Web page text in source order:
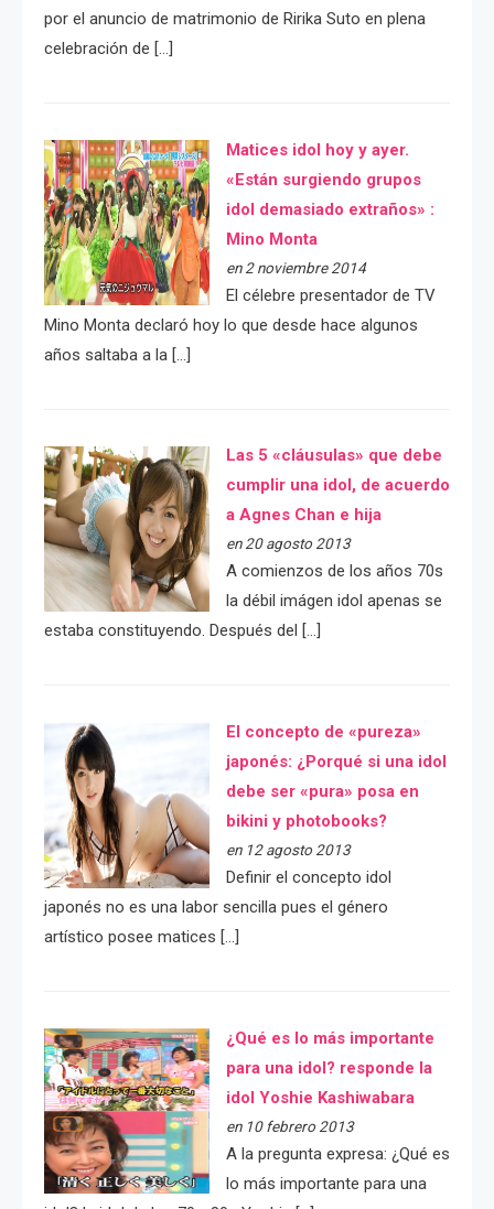
por el anuncio de matrimonio de Ririka Suto en plena
celebración de […]
Matices idol hoy y ayer.
«Están surgiendo grupos
idol demasiado extraños» :
Mino Monta
en 2 noviembre 2014
El célebre presentador de TV
Mino Monta declaró hoy lo que desde hace algunos
años saltaba a la […]
Las 5 «cláusulas» que debe
cumplir una idol, de acuerdo
a Agnes Chan e hija
en 20 agosto 2013
A comienzos de los años 70s
la débil imágen idol apenas se
estaba constituyendo. Después del […]
El concepto de «pureza»
japonés: ¿Porqué si una idol
debe ser «pura» posa en
bikini y photobooks?
en 12 agosto 2013
Definir el concepto idol
japonés no es una labor sencilla pues el género
artístico posee matices […]
¿Qué es lo más importante
para una idol? responde la
idol Yoshie Kashiwabara
en 10 febrero 2013
A la pregunta expresa: ¿Qué es
lo más importante para una